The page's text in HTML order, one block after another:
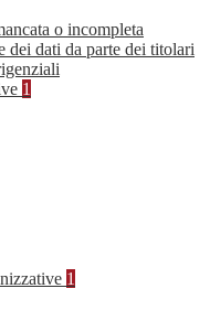
o incompleta
dei dati da parte dei titolari
1
1